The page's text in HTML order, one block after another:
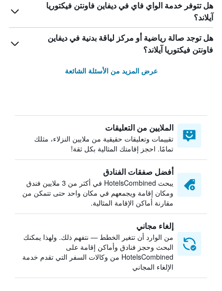
هل تتوفر خدمة الواي فاي في ديفاين فاونتن فيكتوريا
آيلاند؟
هل توجد صالة رياضية أو مركز لياقة بدنية في ديفاين
فاونتن فيكتوريا آيلاند؟
عرض المزيد من الأسئلة الشائعة
الملايين من التعليقات
تقييمات وتعليقات حقيقية من ملايين النزلاء، مثلك
تمامًا. احجز إقامتك المثالية بكل ثقة!
أفضل صفقات الفنادق
يبحث HotelsCombined في أكثر من 3 ملايين فندق
ومكان إقامة ويجمعهم في مكان واحد حتى تتمكن من
مقارنة أماكن الإقامة المثالية.
إلغاء مجاني
من الوارد أن تتغير الخطط — نتفهم ذلك. ولهذا يمكنك
البحث وحجز فنادق وأماكن إقامة على
HotelsCombined من وكالات السفر التي تقدم خدمة
الإلغاء المجاني